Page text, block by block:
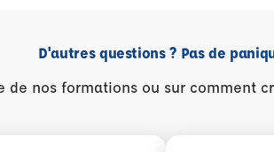
D'autres questions ? Pas de
de nos formations ou sur comment